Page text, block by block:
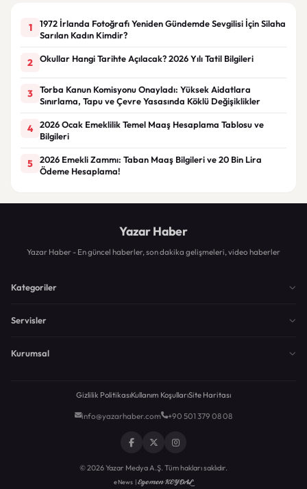
1
1972 İrlanda Fotoğrafı Yeniden Gündemde Sevgilisi İçin Silaha
Sarılan Kadın Kimdir?
2 Okullar Hangi Tarihte Açılacak? 2026 Yılı Tatil Bilgileri
3
Torba Kanun Komisyonu Onayladı: Yüksek Aidatlara
Sınırlama, Tapu ve Çevre Yasasında Köklü Değişiklikler
4
2026 Ocak Emeklilik Temel Maaş Hesaplama Tablosu ve
Bilgileri
5
2026 Emekli Zammı: Taban Maaş Bilgileri ve 20 Bin Lira
Ödeme Hesaplama!
Yazar Haber
Yazar Haber - En güncel haberler, son dakika gelişmeleri, video haberler
Kategoriler
Servisler
Kurumsal
Gizlilik PolitikasıKullanım KoşullarıSite Haritası
info@yazarhaber.com +90 501 379 08 08
© 2026 Yazar Medya A.Ş. Tüm hakları saklıdır.
eNews |Egemen KEYDAL